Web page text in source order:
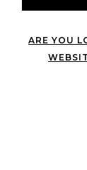
ARE YOU